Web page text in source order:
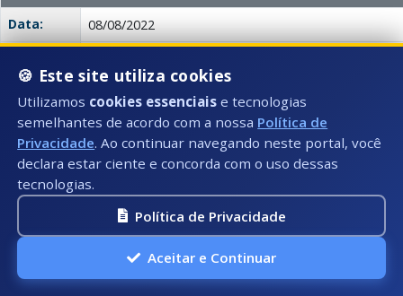
Data:
08/08/2022
Ofício 404/2022
Tipo:
Ofício
Autor:
Legislativo Municipal
Descrição:
O ofício solicita a poda de uma árvore localizada na
Cidade Alta, no município de Dores do Rio Preto -
fato de que um galho da árvore está próximo à
causar interrupções no serviço.
Anexo(s):
Ata
🍪 Este site utiliza cookies
Utilizamos cookies essenciais e tecnologias
semelhantes de acordo com a nossa Política de
Privacidade. Ao continuar navegando neste portal, você
declara estar ciente e concorda com o uso dessas
tecnologias.
Política de Privacidade
Aceitar e Continuar